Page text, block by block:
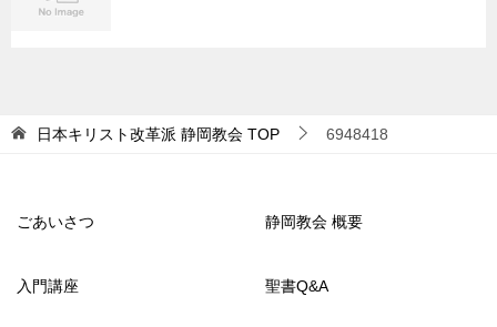
日本キリスト改革派 静岡教会 TOP 6948418
ごあいさつ 静岡教会 概要
入門講座 聖書Q&A